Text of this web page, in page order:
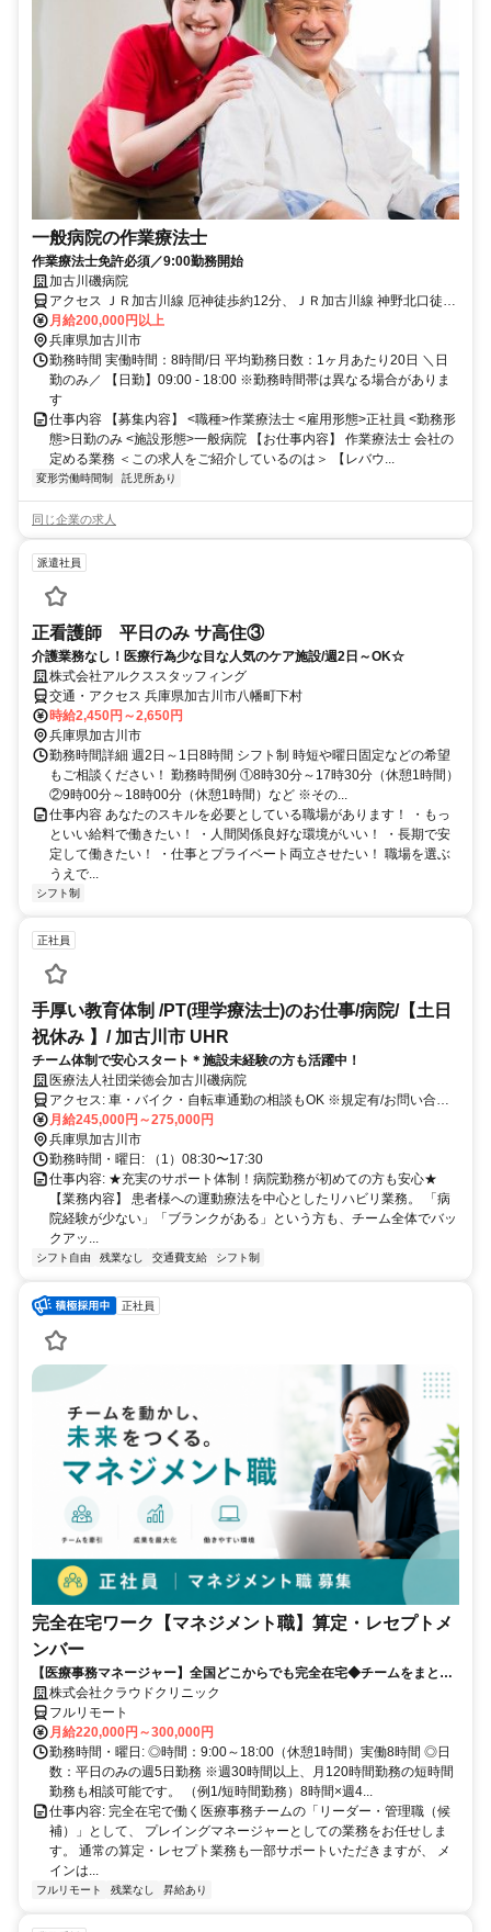
一般病院の作業療法士
作業療法士免許必須／9:00勤務開始
加古川磯病院
アクセス ＪＲ加古川線 厄神徒歩約12分、ＪＲ加古川線 神野北口徒歩
約44分、神戸電鉄粟生線/神戸高速鉄道南北線 樫山徒歩約66分 厄神駅
（JR加古川線）
月給200,000円以上
兵庫県加古川市
勤務時間 実働時間：8時間/日 平均勤務日数：1ヶ月あたり20日 ＼日
勤のみ／ 【日勤】09:00 - 18:00 ※勤務時間帯は異なる場合がありま
す
仕事内容 【募集内容】 <職種>作業療法士 <雇用形態>正社員 <勤務形
態>日勤のみ <施設形態>一般病院 【お仕事内容】 作業療法士 会社の
定める業務 ＜この求人をご紹介しているのは＞ 【レバウ...
変形労働時間制 託児所あり
同じ企業の求人
派遣社員
正看護師 平日のみ サ高住③
介護業務なし！医療行為少な目な人気のケア施設/週2日～OK☆
株式会社アルクススタッフィング
交通・アクセス 兵庫県加古川市八幡町下村
時給2,450円～2,650円
兵庫県加古川市
勤務時間詳細 週2日～1日8時間 シフト制 時短や曜日固定などの希望
もご相談ください！ 勤務時間例 ①8時30分～17時30分（休憩1時間）
②9時00分～18時00分（休憩1時間）など ※その...
仕事内容 あなたのスキルを必要としている職場があります！ ・もっ
といい給料で働きたい！ ・人間関係良好な環境がいい！ ・長期で安
定して働きたい！ ・仕事とプライベート両立させたい！ 職場を選ぶ
うえで...
シフト制
正社員
手厚い教育体制 /PT(理学療法士)のお仕事/病院/【土日
祝休み 】/ 加古川市 UHR
チーム体制で安心スタート＊施設未経験の方も活躍中！
医療法人社団栄徳会加古川磯病院
アクセス: 車・バイク・自転車通勤の相談もOK ※規定有/お問い合わ
せください
月給245,000円～275,000円
兵庫県加古川市
勤務時間・曜日: （1）08:30〜17:30
仕事内容: ★充実のサポート体制！病院勤務が初めての方も安心★
【業務内容】 患者様への運動療法を中心としたリハビリ業務。 「病
院経験が少ない」「ブランクがある」という方も、チーム全体でバッ
クアッ...
シフト自由 残業なし 交通費支給 シフト制
正社員
完全在宅ワーク【マネジメント職】算定・レセプトメ
ンバー
【医療事務マネージャー】全国どこからでも完全在宅◆チームをまとめ
る司令塔◆算定・レセプト経験を活かしてキャリアアップ！
株式会社クラウドクリニック
フルリモート
月給220,000円～300,000円
勤務時間・曜日: ◎時間：9:00～18:00（休憩1時間）実働8時間 ◎日
数：平日のみの週5日勤務 ※週30時間以上、月120時間勤務の短時間
勤務も相談可能です。 （例1/短時間勤務）8時間×週4...
仕事内容: 完全在宅で働く医療事務チームの「リーダー・管理職（候
補）」として、 プレイングマネージャーとしての業務をお任せしま
す。 通常の算定・レセプト業務も一部サポートいただきますが、 メ
インは...
フルリモート 残業なし 昇給あり